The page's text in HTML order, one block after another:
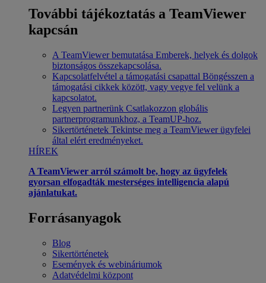
További tájékoztatás a TeamViewer
kapcsán
A TeamViewer bemutatása Emberek, helyek és dolgok
biztonságos összekapcsolása.
Kapcsolatfelvétel a támogatási csapattal Böngésszen a
támogatási cikkek között, vagy vegye fel velünk a
kapcsolatot.
Legyen partnerünk Csatlakozzon globális
partnerprogramunkhoz, a TeamUP-hoz.
Sikertörténetek Tekintse meg a TeamViewer ügyfelei
által elért eredményeket.
HÍREK
A TeamViewer arról számolt be, hogy az ügyfelek
gyorsan elfogadták mesterséges intelligencia alapú
ajánlatukat.
Forrásanyagok
Blog
Sikertörténetek
Események és webináriumok
Adatvédelmi központ